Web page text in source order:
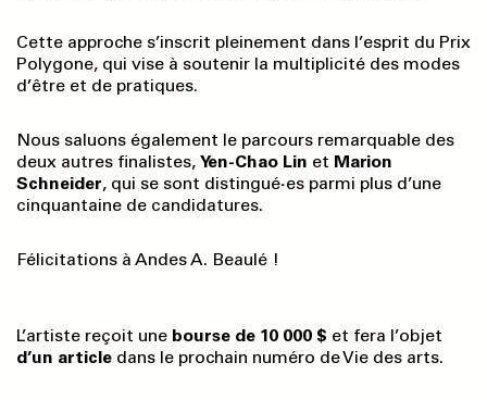
Cette approche s’inscrit pleinement dans l’esprit du Prix
Polygone, qui vise à soutenir la multiplicité des modes
d’être et de pratiques.
Nous saluons également le parcours remarquable des
deux autres finalistes, Yen-Chao Lin et Marion
Schneider, qui se sont distingué·es parmi plus d’une
cinquantaine de candidatures.
Félicitations à Andes A. Beaulé !
L’artiste reçoit une bourse de 10 000 $ et fera l’objet
d’un article dans le prochain numéro de Vie des arts.